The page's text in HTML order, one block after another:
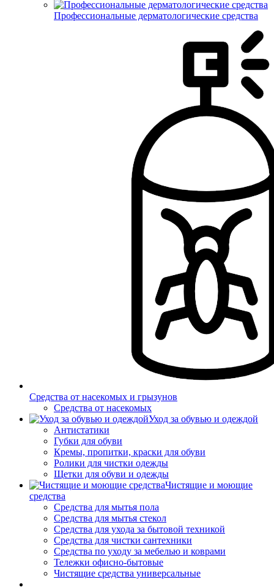
Профессиональные дерматологические средства
Средства от насекомых и грызунов
Средства от насекомых
Уход за обувью и одеждой
Антистатики
Губки для обуви
Кремы, пропитки, краски для обуви
Ролики для чистки одежды
Щетки для обуви и одежды
Чистящие и моющие
средства
Средства для мытья пола
Средства для мытья стекол
Средства для ухода за бытовой техникой
Средства для чистки сантехники
Средства по уходу за мебелью и коврами
Тележки офисно-бытовые
Чистящие средства универсальные